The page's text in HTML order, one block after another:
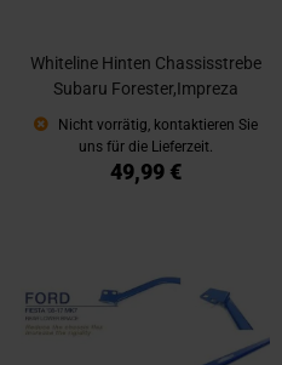
Whiteline Hinten Chassisstrebe
Subaru Forester,Impreza
Nicht vorrätig, kontaktieren Sie
uns für die Lieferzeit.
49,99 €